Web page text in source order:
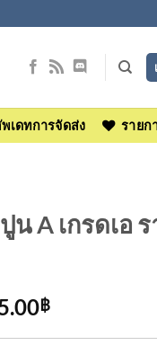
เดทการจัดส่ง รายก
น A เกรดเอ
฿Price